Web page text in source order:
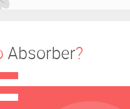
Absorber?